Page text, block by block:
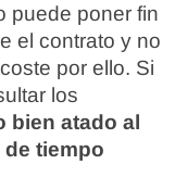
puede poner fin
el contrato y no
por ello. Si
los
bien atado al
tiempo